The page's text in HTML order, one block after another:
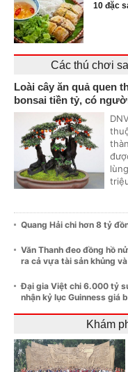
10 đặc
Các thú chơi
Loài cây ăn quả quen
bonsai tiền tỷ, có
Quang Hải chi hơn 8 tỷ
Văn Thanh đeo đồng hồ
ra cả vựa tài sản khủng
Đại gia Việt chi 6.000 tỷ
nhận kỷ lục Guinness giá
Khám